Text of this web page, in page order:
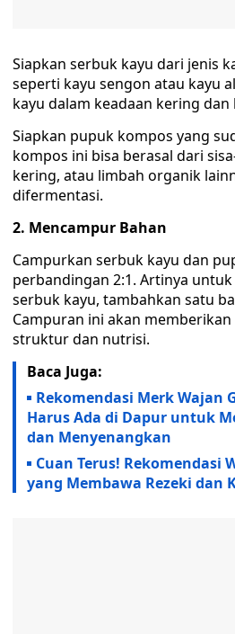
Siapkan serbuk kayu dari jenis
seperti kayu sengon atau kayu
kayu dalam keadaan kering
Siapkan pupuk kompos yang
kompos ini bisa berasal dari
kering, atau limbah organik
difermentasi.
2. Mencampur Bahan
Campurkan serbuk kayu dan
perbandingan 2:1. Artinya
serbuk kayu, tambahkan satu
Campuran ini akan
struktur dan nutrisi.
Baca Juga:
Rekomendasi Merk Wajan
Harus Ada di Dapur untuk
dan Menyenangkan
Cuan Terus! Rekomendasi
yang Membawa Rezeki dan